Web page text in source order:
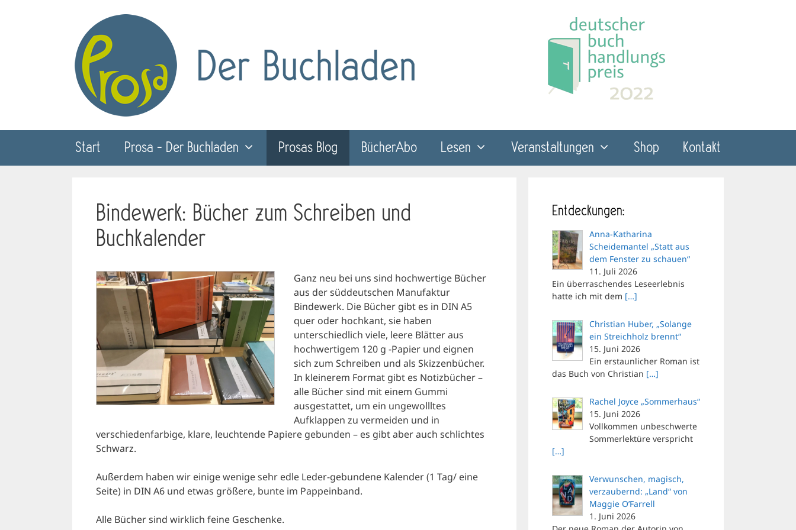
Start Prosa – Der Buchladen Prosas Blog BücherAbo Lesen Veranstaltungen Shop Kontakt
Bindewerk: Bücher zum Schreiben und
Buchkalender
Ganz neu bei uns sind hochwertige Bücher
aus der süddeutschen Manufaktur
Bindewerk. Die Bücher gibt es in DIN A5
quer oder hochkant, sie haben
unterschiedlich viele, leere Blätter aus
hochwertigem 120 g -Papier und eignen
sich zum Schreiben und als Skizzenbücher.
In kleinerem Format gibt es Notizbücher –
alle Bücher sind mit einem Gummi
ausgestattet, um ein ungewollltes
Aufklappen zu vermeiden und in
verschiedenfarbige, klare, leuchtende Papiere gebunden – es gibt aber auch schlichtes
Schwarz.
Außerdem haben wir einige wenige sehr edle Leder-gebundene Kalender (1 Tag/ eine
Seite) in DIN A6 und etwas größere, bunte im Pappeinband.
Alle Bücher sind wirklich feine Geschenke.
Entdeckungen:
Anna-Katharina
Scheidemantel „Statt aus
dem Fenster zu schauen“
11. Juli 2026
Ein überraschendes Leseerlebnis
hatte ich mit dem […]
Christian Huber, „Solange
ein Streichholz brennt“
15. Juni 2026
Ein erstaunlicher Roman ist
das Buch von Christian […]
Rachel Joyce „Sommerhaus“
15. Juni 2026
Vollkommen unbeschwerte
Sommerlektüre verspricht
[…]
Verwunschen, magisch,
verzaubernd: „Land“ von
Maggie O’Farrell
1. Juni 2026